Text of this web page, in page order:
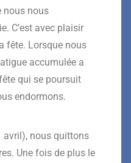
nous nous
C’est avec plaisir
fête. Lorsque nous
accumulée a
qui se poursuit
endormons.
avril), nous quittons
Une fois de plus le